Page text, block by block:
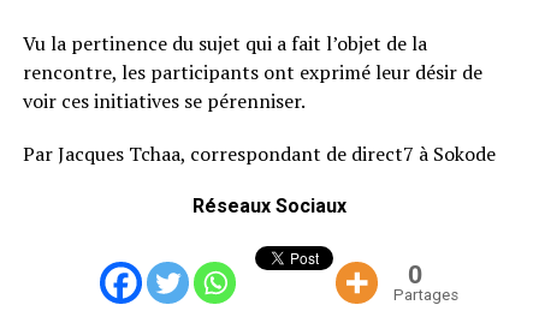
Vu la pertinence du sujet qui a fait l’objet de la
rencontre, les participants ont exprimé leur désir de
voir ces initiatives se pérenniser.
Par Jacques Tchaa, correspondant de direct7 à Sokode
Réseaux Sociaux
0
Partages